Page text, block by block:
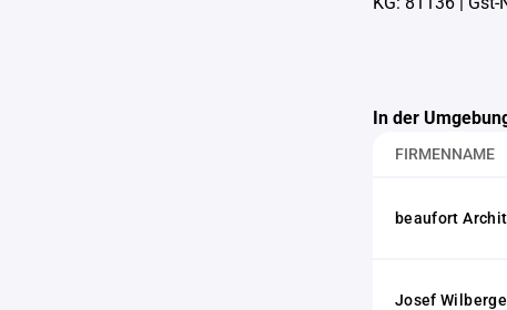
In der
FIRMENNAME
beaufort
Josef